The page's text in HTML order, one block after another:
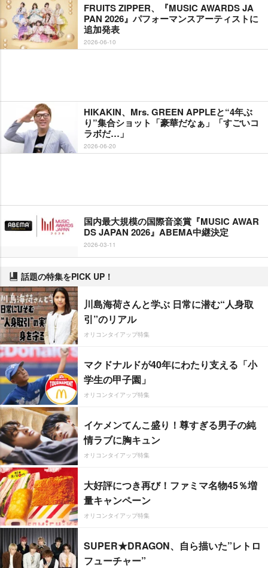
FRUITS ZIPPER、『MUSIC AWARDS JA
PAN 2026』パフォーマンスアーティストに
追加発表
2026-06-10
HIKAKIN、Mrs. GREEN APPLEと“4年ぶ
り”集合ショット「豪華だなぁ」「すごいコ
ラボだ…」
2026-06-20
国内最大規模の国際音楽賞『MUSIC AWAR
DS JAPAN 2026』ABEMA中継決定
2026-03-11
話題の特集をPICK UP！
川島海荷さんと学ぶ 日常に潜む“人身取
引”のリアル
オリコンタイアップ特集
マクドナルドが40年にわたり支える「小
学生の甲子園」
オリコンタイアップ特集
イケメンてんこ盛り！尊すぎる男子の純
情ラブに胸キュン
オリコンタイアップ特集
大好評につき再び！ファミマ名物45％増
量キャンペーン
オリコンタイアップ特集
SUPER★DRAGON、自ら描いた”レトロ
フューチャー”